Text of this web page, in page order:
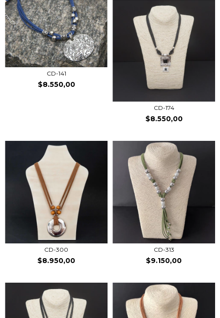
CD-141
$8.550,00
CD-174
$8.550,00
CD-300
$8.950,00
CD-313
$9.150,00